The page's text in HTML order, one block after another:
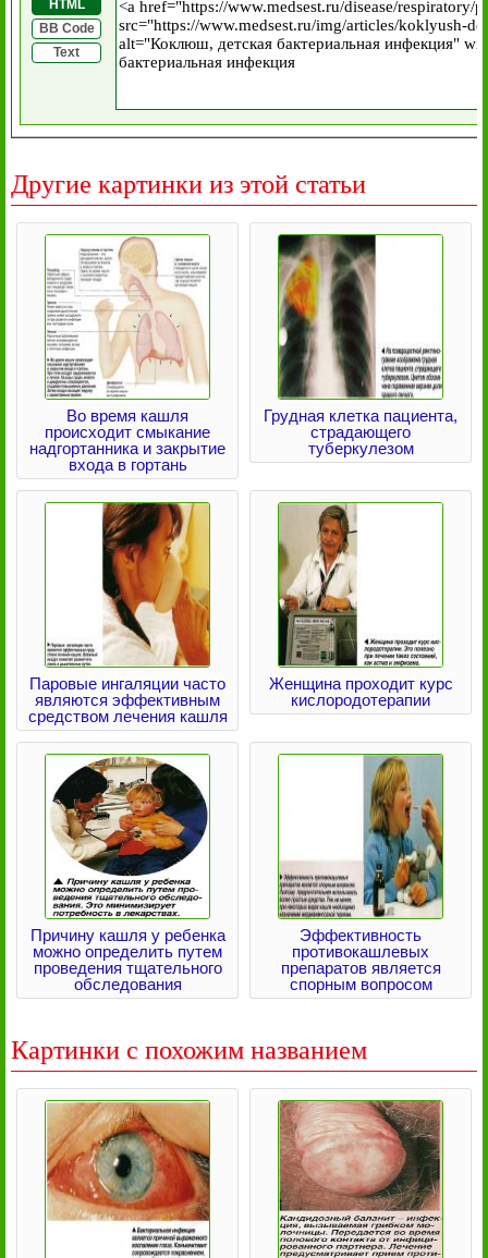
HTML
BB Code
Text
Другие картинки из этой статьи
Во время кашля
происходит смыкание
надгортанника и закрытие
входа в гортань
Грудная клетка пациента,
страдающего
туберкулезом
Паровые ингаляции часто
являются эффективным
средством лечения кашля
Женщина проходит курс
кислородотерапии
Причину кашля у ребенка
можно определить путем
проведения тщательного
обследования
Эффективность
противокашлевых
препаратов является
спорным вопросом
Картинки с похожим названием